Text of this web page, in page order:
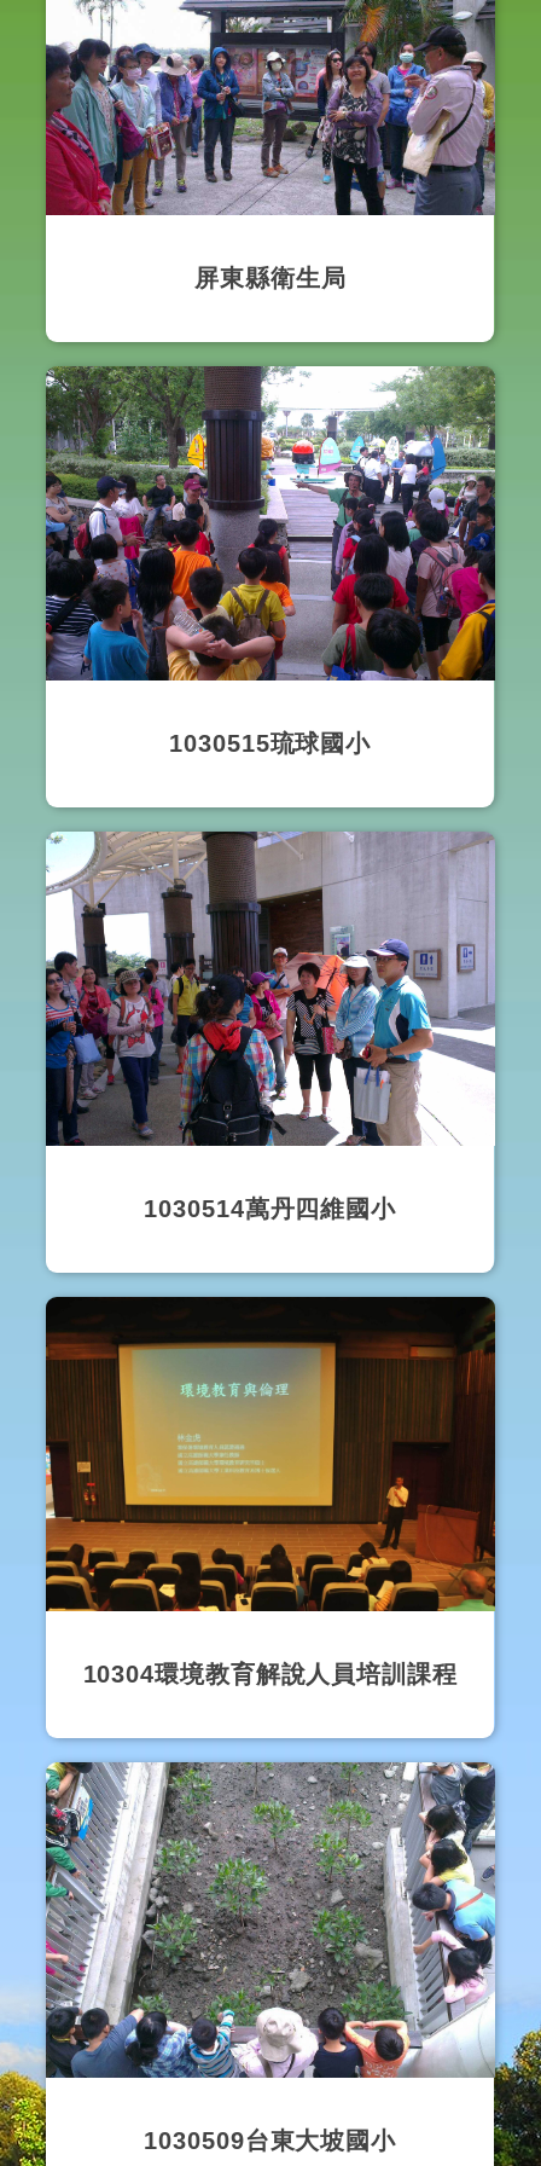
屏東縣衛生局
1030515琉球國小
1030514萬丹四維國小
10304環境教育解說人員培訓課程
1030509台東大坡國小